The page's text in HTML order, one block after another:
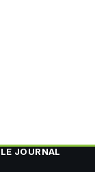
LE JOURNAL